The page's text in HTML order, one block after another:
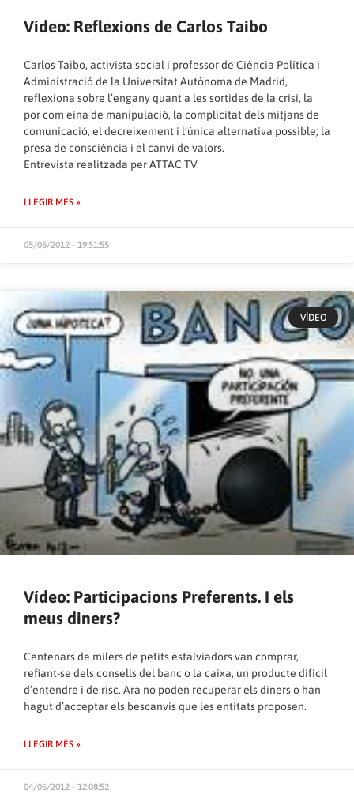
Vídeo: Reflexions de Carlos Taibo
Carlos Taibo, activista social i professor de Ciència Política i
Administració de la Universitat Autònoma de Madrid,
reflexiona sobre l’engany quant a les sortides de la crisi, la
por com eina de manipulació, la complicitat dels mitjans de
comunicació, el decreixement i l’única alternativa possible; la
presa de consciència i el canvi de valors.
Entrevista realitzada per ATTAC TV.
LLEGIR MÉS »
05/06/2012 - 19:51:55
VÍDEO
Vídeo: Participacions Preferents. I els
meus diners?
Centenars de milers de petits estalviadors van comprar,
refiant-se dels consells del banc o la caixa, un producte difícil
d’entendre i de risc. Ara no poden recuperar els diners o han
hagut d’acceptar els bescanvis que les entitats proposen.
LLEGIR MÉS »
04/06/2012 - 12:08:52